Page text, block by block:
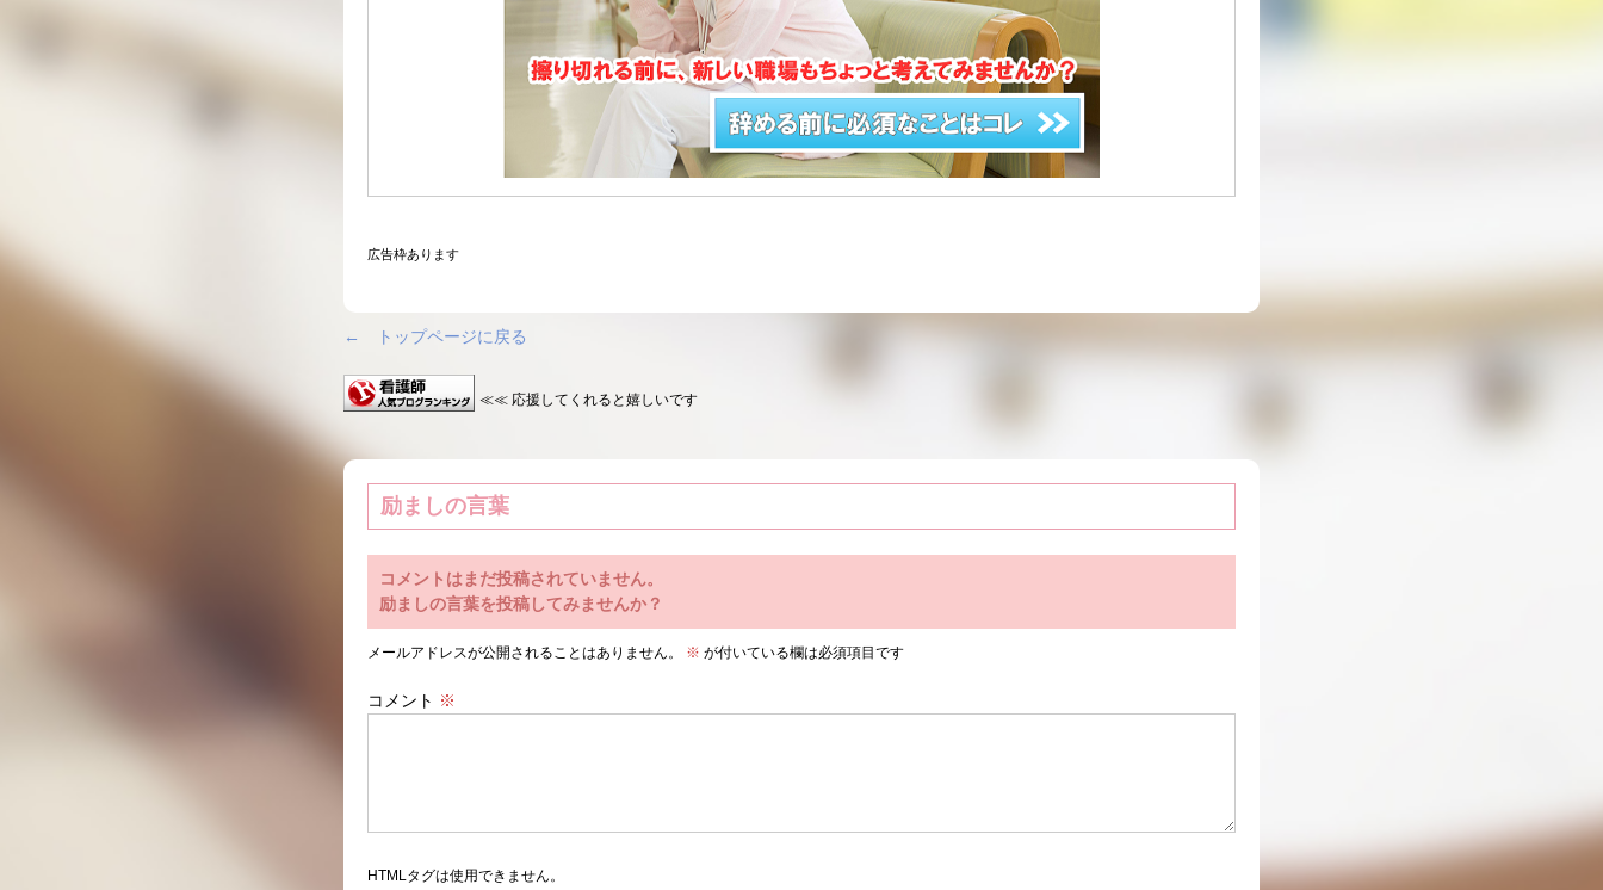
広告枠あります
← トップページに戻る
≪≪ 応援してくれると嬉しいです
励ましの言葉
コメントはまだ投稿されていません。
励ましの言葉を投稿してみませんか？
メールアドレスが公開されることはありません。 ※ が付いている欄は必須項目です
コメント ※
HTMLタグは使用できません。